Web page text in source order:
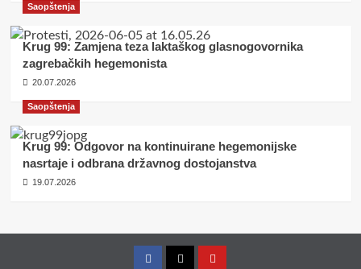
Saopštenja
Krug 99: Zamjena teza laktaškog glasnogovornika
zagrebačkih hegemonista
20.07.2026
Saopštenja
Krug 99: Odgovor na kontinuirane hegemonijske
nasrtaje i odbrana državnog dostojanstva
19.07.2026